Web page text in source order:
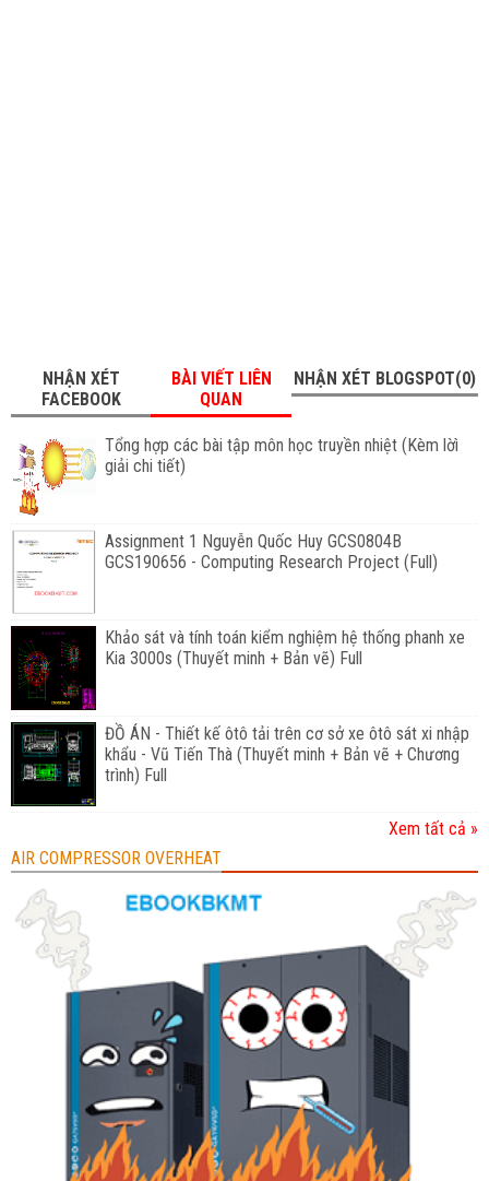
NHẬN XÉT
FACEBOOK
BÀI VIẾT LIÊN
QUAN
NHẬN XÉT BLOGSPOT(0)
Tổng hợp các bài tập môn học truyền nhiệt (Kèm lờì
giải chi tiết)
Assignment 1 Nguyễn Quốc Huy GCS0804B
GCS190656 - Computing Research Project (Full)
Khảo sát và tính toán kiểm nghiệm hệ thống phanh xe
Kia 3000s (Thuyết minh + Bản vẽ) Full
ĐỒ ÁN - Thiết kế ôtô tải trên cơ sở xe ôtô sát xi nhập
khẩu - Vũ Tiến Thà (Thuyết minh + Bản vẽ + Chương
trình) Full
Xem tất cả »
AIR COMPRESSOR OVERHEAT